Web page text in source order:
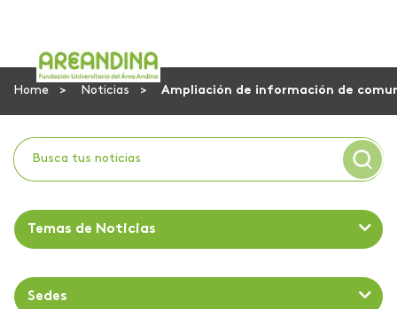
Home Noticias Ampliación de información de
Temas de Noticias
Sedes